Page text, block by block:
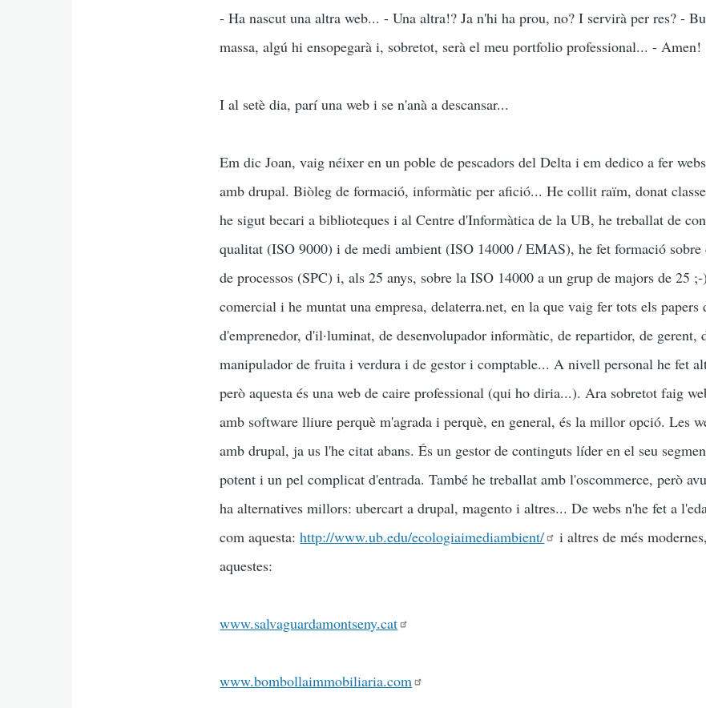
- Ha nascut una altra web... - Una altra!? Ja n'hi ha prou, no? I servirà per res? -
massa, algú hi ensopegarà i, sobretot, serà el meu portfolio professional... - Amen!
I al setè dia, parí una web i se n'anà a descansar...
Em dic Joan, vaig néixer en un poble de pescadors del Delta i em dedico a fer
amb drupal. Biòleg de formació, informàtic per afició... He collit raïm, donat
he sigut becari a biblioteques i al Centre d'Informàtica de la UB, he treballat de
qualitat (ISO 9000) i de medi ambient (ISO 14000 / EMAS), he fet formació sobre
de processos (SPC) i, als 25 anys, sobre la ISO 14000 a un grup de majors de 25
comercial i he muntat una empresa, delaterra.net, en la que vaig fer tots els papers
d'emprenedor, d'il·luminat, de desenvolupador informàtic, de repartidor, de gerent,
manipulador de fruita i verdura i de gestor i comptable... A nivell personal he fet
però aquesta és una web de caire professional (qui ho diria...). Ara sobretot faig
amb software lliure perquè m'agrada i perquè, en general, és la millor opció. Les
amb drupal, ja us l'he citat abans. És un gestor de continguts líder en el seu
potent i un pel complicat d'entrada. També he treballat amb l'oscommerce, però
ha alternatives millors: ubercart a drupal, magento i altres... De webs n'he fet a
com aquesta:http://www.ub.edu/ecologiaimediambient/
i altres de més
aquestes:
www.salvaguardamontseny.cat
www.bombollaimmobiliaria.com